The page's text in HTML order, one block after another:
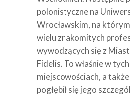
polonistyczne na
Wrocławskim, na którym
wielu znakomitych
wywodzących się z
Fidelis. To właśnie w tych
miejscowościach, a
pogłębił się jego